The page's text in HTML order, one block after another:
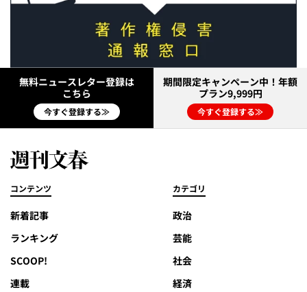
無料ニュースレター登録は
こちら
今すぐ登録する≫
期間限定キャンペーン中！年額
プラン9,999円
今すぐ登録する≫
コンテンツ
新着記事
ランキング
SCOOP!
連載
カテゴリ
政治
芸能
社会
経済